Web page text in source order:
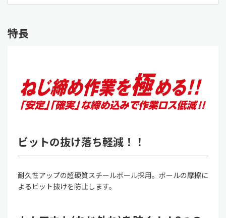
特長
ビットの抜け落ち軽減！！
耐久性アップの超硬質スチールボール採用。ボールの摩擦に
よるビット抜けを防止します。